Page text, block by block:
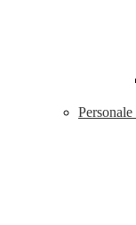
Personale